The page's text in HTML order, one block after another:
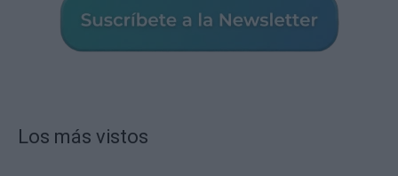
Los más vistos